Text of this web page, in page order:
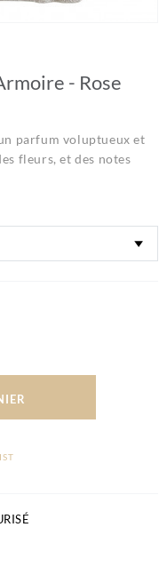
- Rose
parfum voluptueux et
fleurs, et des notes